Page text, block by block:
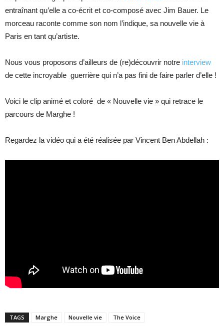
entraînant qu’elle a co-écrit et co-composé avec Jim Bauer. Le
morceau raconte comme son nom l’indique, sa nouvelle vie à
Paris en tant qu’artiste.
Nous vous proposons d’ailleurs de (re)découvrir notre interview
de cette incroyable guerrière qui n’a pas fini de faire parler d’elle !
Voici le clip animé et coloré de « Nouvelle vie » qui retrace le
parcours de Marghe !
Regardez la vidéo qui a été réalisée par Vincent Ben Abdellah :
TAGS Marghe Nouvelle vie The Voice